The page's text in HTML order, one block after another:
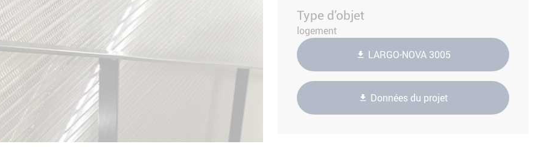
Type d’objet
logement
LARGO-NOVA 3005
Données du projet